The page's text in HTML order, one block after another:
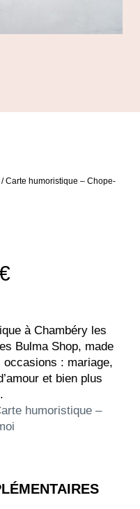
/ Carte humoristique – Chope-
à Chambéry les
Bulma Shop, made
: mariage,
et bien plus
humoristique –